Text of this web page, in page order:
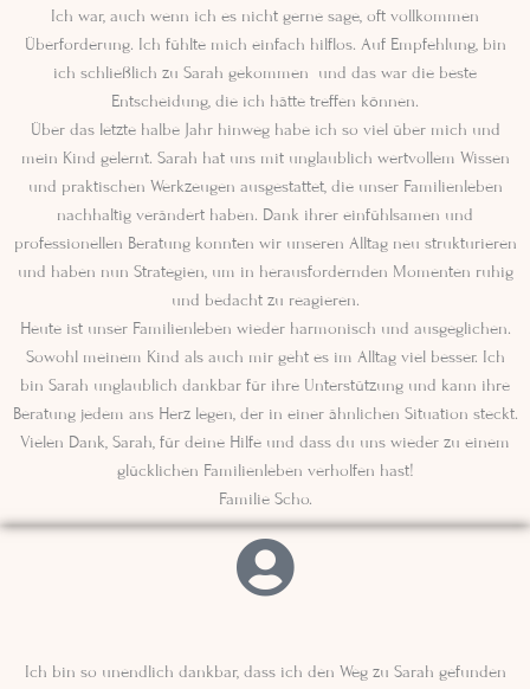
Ich war, auch wenn ich es nicht gerne sage, oft vollkommen
Überforderung. Ich fühlte mich einfach hilflos. Auf Empfehlung, bin
ich schließlich zu Sarah gekommen und das war die beste
Entscheidung, die ich hätte treffen können.
Über das letzte halbe Jahr hinweg habe ich so viel über mich und
mein Kind gelernt. Sarah hat uns mit unglaublich wertvollem Wissen
und praktischen Werkzeugen ausgestattet, die unser Familienleben
nachhaltig verändert haben. Dank ihrer einfühlsamen und
professionellen Beratung konnten wir unseren Alltag neu strukturieren
und haben nun Strategien, um in herausfordernden Momenten ruhig
und bedacht zu reagieren.
Heute ist unser Familienleben wieder harmonisch und ausgeglichen.
Sowohl meinem Kind als auch mir geht es im Alltag viel besser. Ich
bin Sarah unglaublich dankbar für ihre Unterstützung und kann ihre
Beratung jedem ans Herz legen, der in einer ähnlichen Situation steckt.
Vielen Dank, Sarah, für deine Hilfe und dass du uns wieder zu einem
glücklichen Familienleben verholfen hast!
Familie Scho.
Ich bin so unendlich dankbar, dass ich den Weg zu Sarah gefunden